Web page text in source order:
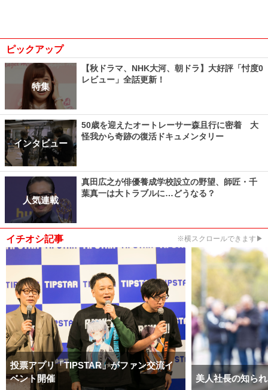
ピックアップ
特集
【秋ドラマ、NHK大河、朝ドラ】大好評「忖度0
レビュー」全話更新！
インタビュー
50歳を迎えたオートレーサー森且行に密着 大
怪我から奇跡の復活ドキュメンタリー
人気連載
真田広之が俳優養成学校設立の野望、師匠・千
葉真一は大トラブルに…どうなる？
イチオシ記事 ※横スクロールできます▶
投票アプリ「TIPSTAR」がファン交流イ
ベント開催
美人社長の知ら